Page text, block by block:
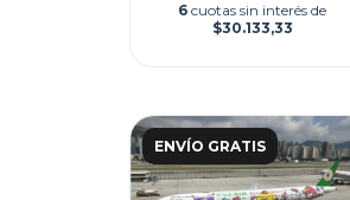
6 cuotas sin interés de
$30.133,33
ENVÍO GRATIS